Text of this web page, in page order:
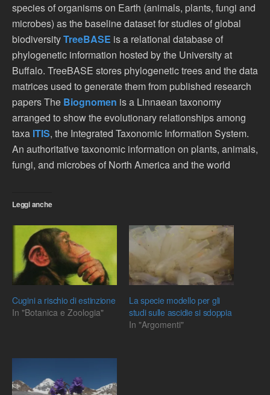
species of organisms on Earth (animals, plants, fungi and
microbes) as the baseline dataset for studies of global
biodiversityTreeBASE is a relational database of
phylogenetic information hosted by the University at
Buffalo. TreeBASE stores phylogenetic trees and the data
matrices used to generate them from published research
papers The Biognomen is a Linnaean taxonomy
arranged to show the evolutionary relationships among
taxa ITIS, the Integrated Taxonomic Information System.
An authoritative taxonomic information on plants, animals,
fungi, and microbes of North America and the world
Leggi anche
Cugini a rischio di estinzione
In "Botanica e Zoologia"
La specie modello per gli
studi sulle ascidie si sdoppia
In "Argomenti"